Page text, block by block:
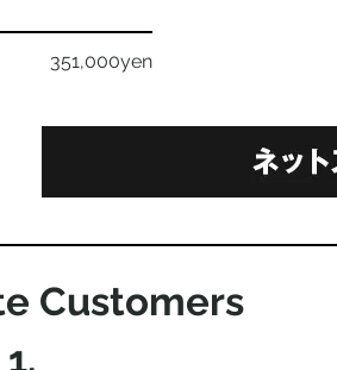
351,000yen
Customers